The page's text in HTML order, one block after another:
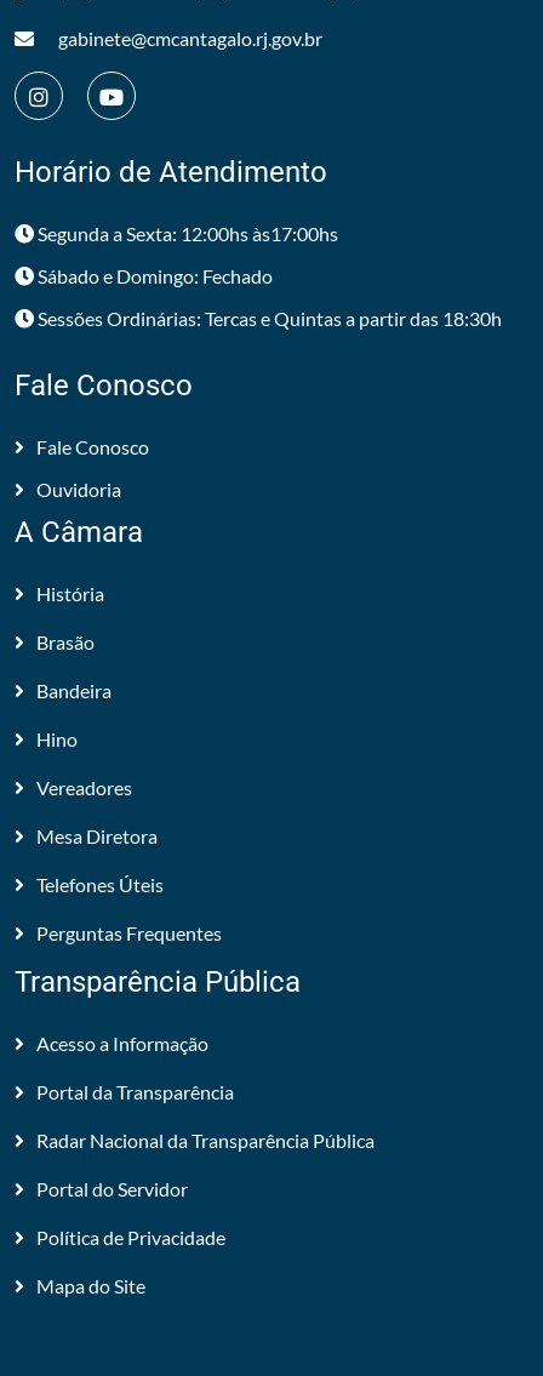
gabinete@cmcantagalo.rj.gov.br
Horário de Atendimento
Segunda a Sexta: 12:00hs às17:00hs
Sábado e Domingo: Fechado
Sessões Ordinárias: Tercas e Quintas a partir das 18:30h
Fale Conosco
Fale Conosco
Ouvidoria
A Câmara
História
Brasão
Bandeira
Hino
Vereadores
Mesa Diretora
Telefones Úteis
Perguntas Frequentes
Transparência Pública
Acesso a Informação
Portal da Transparência
Radar Nacional da Transparência Pública
Portal do Servidor
Política de Privacidade
Mapa do Site